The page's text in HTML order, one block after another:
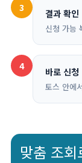
3
결과 확인
신청 가능
4
바로 신청
토스 안에
맞춤 조